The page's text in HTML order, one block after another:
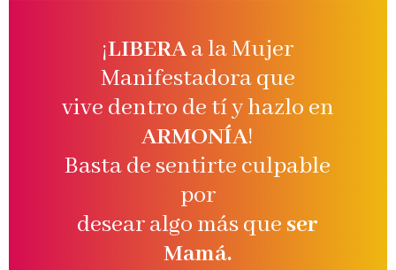
¡LIBERAa la Mujer
Manifestadora que
vive dentro de tí y hazlo en
ARMONÍA!
Basta de sentirte culpable
por
desear algo más que ser
Mamá.